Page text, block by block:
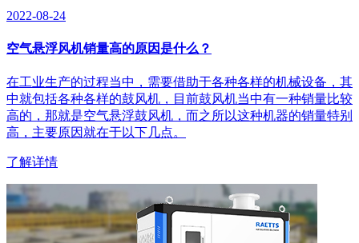
2022-08-24
空气悬浮风机销量高的原因是什么？
​在工业生产的过程当中，需要借助于各种各样的机械设备，其
中就包括各种各样的鼓风机，目前鼓风机当中有一种销量比较
高的，那就是空气悬浮鼓风机，而之所以这种机器的销量特别
高，主要原因就在于以下几点。
了解详情